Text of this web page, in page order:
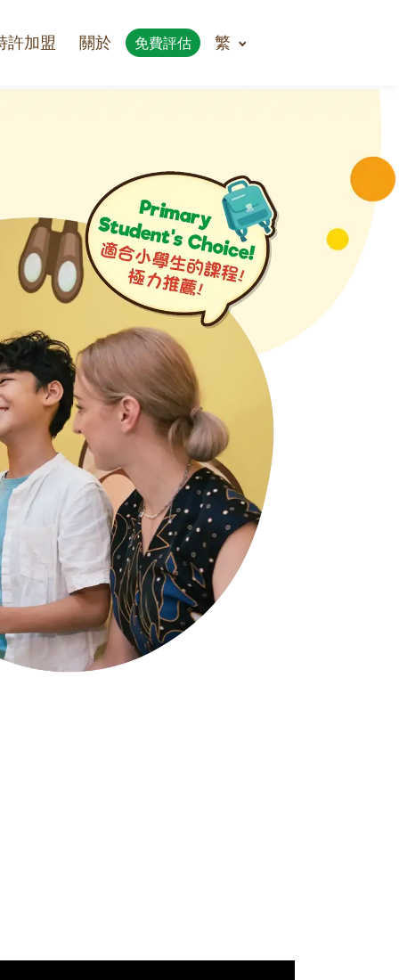
許加盟 關於 免費評估 繁